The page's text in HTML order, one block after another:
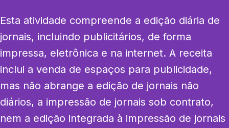
Esta atividade compreende a edição diária de
jornais, incluindo publicitários, de forma
impressa, eletrônica e na internet. A receita
inclui a venda de espaços para publicidade,
mas não abrange a edição de jornais não
diários, a impressão de jornais sob contrato,
nem a edição integrada à impressão de jornais